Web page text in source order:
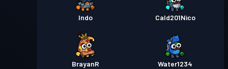
Indo Cald201Nico
BrayanR Water1234